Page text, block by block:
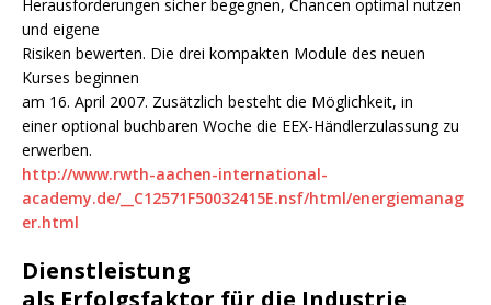
Herausforderungen sicher begegnen, Chancen optimal nutzen
und eigene
Risiken bewerten. Die drei kompakten Module des neuen
Kurses beginnen
am 16. April 2007. Zusätzlich besteht die Möglichkeit, in
einer optional buchbaren Woche die EEX-Händlerzulassung zu
erwerben.
http://www.rwth-aachen-international-
academy.de/__C12571F50032415E.nsf/html/energiemanag
er.html
Dienstleistung
als Erfolgsfaktor für die Industrie